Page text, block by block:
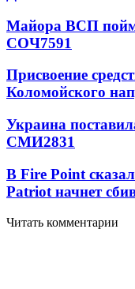
Майора ВСП
СОЧ7591
Присвоение
Коломойского
Украина
СМИ2831
В Fire Point
Patriot начнет
Читать комментарии